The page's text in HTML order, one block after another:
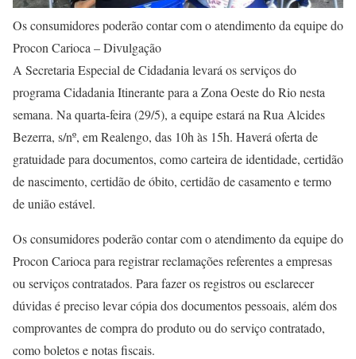
Os consumidores poderão contar com o atendimento da equipe do
Procon Carioca – Divulgação
A Secretaria Especial de Cidadania levará os serviços do
programa Cidadania Itinerante para a Zona Oeste do Rio nesta
semana. Na quarta-feira (29/5), a equipe estará na Rua Alcides
Bezerra, s/nº, em Realengo, das 10h às 15h. Haverá oferta de
gratuidade para documentos, como carteira de identidade, certidão
de nascimento, certidão de óbito, certidão de casamento e termo
de união estável.
Os consumidores poderão contar com o atendimento da equipe do
Procon Carioca para registrar reclamações referentes a empresas
ou serviços contratados. Para fazer os registros ou esclarecer
dúvidas é preciso levar cópia dos documentos pessoais, além dos
comprovantes de compra do produto ou do serviço contratado,
como boletos e notas fiscais.